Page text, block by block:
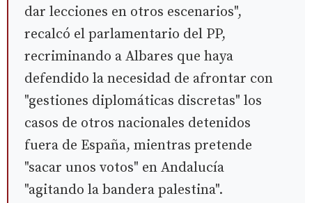
dar lecciones en otros escenarios",
recalcó el parlamentario del PP,
recriminando a Albares que haya
defendido la necesidad de afrontar con
"gestiones diplomáticas discretas" los
casos de otros nacionales detenidos
fuera de España, mientras pretende
"sacar unos votos" en Andalucía
"agitando la bandera palestina".